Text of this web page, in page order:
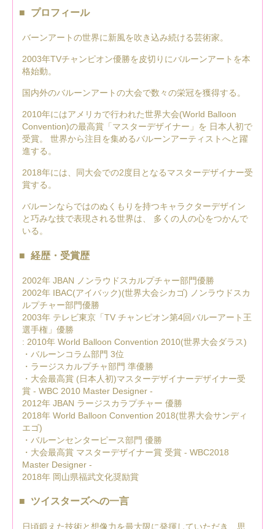
プロフィール
バーンアートの世界に新風を吹き込み続ける芸術家。
2003年TVチャンピオン優勝を皮切りにバルーンアートを本
格始動。
国内外のバルーンアートの大会で数々の栄冠を獲得する。
2010年にはアメリカで行われた世界大会(World Balloon
Convention)の最高賞「マスターデザイナー」を 日本人初で
受賞。 世界から注目を集めるバルーンアーティストへと躍
進する。
2018年には、同大会での2度目となるマスターデザイナー受
賞する。
バルーンならではのぬくもりを持つキャラクターデザイン
と巧みな技で表現される世界は、 多くの人の心をつかんで
いる。
経歴・受賞歴
2002年 JBAN ノンラウドスカルプチャー部門優勝
2002年 IBAC(アイバック)(世界大会シカゴ) ノンラウドスカ
ルプチャー部門優勝
2003年 テレビ東京「TV チャンピオン第4回バルーアート王
選手権」優勝
: 2010年 World Balloon Convention 2010(世界大会ダラス)
・バルーンコラム部門 3位
・ラージスカルプチャ部門 準優勝
・大会最高賞 (日本人初)マスターデザイナーデザイナー受
賞 - WBC 2010 Master Designer -
2012年 JBAN ラージスカラプチャー 優勝
2018年 World Balloon Convention 2018(世界大会サンディ
エゴ)
・バルーンセンターピース部門 優勝
・大会最高賞 マスターデザイナー賞 受賞 - WBC2018
Master Designer -
2018年 岡山県福武文化奨励賞
ツイスターズへの一言
日頃鍛えた技術と想像力を最大限に発揮していただき、思